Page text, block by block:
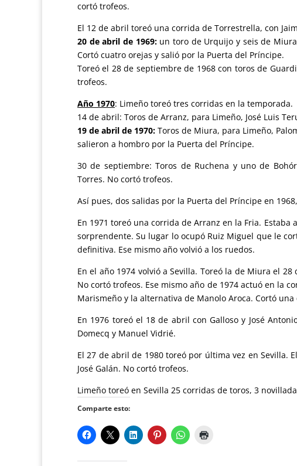
cortó trofeos.
El 12 de abril toreó una corrida de Torrestrella, con
20 de abril de 1969:un toro de Urquijo y seis de
Cortó cuatro orejas y salió por la Puerta del Príncipe.
Toreó el 28 de septiembre de 1968 con toros de
trofeos.
Año 1970: Limeño toreó tres corridas en la temporada.
14 de abril: Toros de Arranz, para Limeño, José Luis
19 de abril de 1970: Toros de Miura, para Limeño,
salieron a hombro por la Puerta del Príncipe.
30 de septiembre: Toros de Ruchena y uno de
Torres. No cortó trofeos.
Así pues, dos salidas por la Puerta del Príncipe en
En 1971 toreó una corrida de Arranz en la Fria.
sorprendente. Su lugar lo ocupó Ruiz Miguel que le
definitiva. Ese mismo año volvió a los ruedos.
En el año 1974 volvió a Sevilla. Toreó la de Miura el
No cortó trofeos. Ese mismo año de 1974 actuó en la
Marismeño y la alternativa de Manolo Aroca. Cortó una
En 1976 toreó el 18 de abril con Galloso y José
Domecq y Manuel Vidrié.
El 27 de abril de 1980 toreó por última vez en Sevilla.
José Galán. No cortó trofeos.
Limeño toreó en Sevilla 25 corridas de toros, 3
Comparte esto: